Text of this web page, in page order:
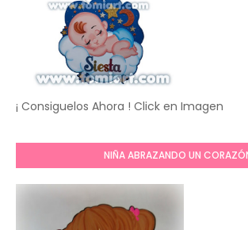
¡ Consiguelos Ahora ! Click en Imagen
NIÑA ABRAZANDO UN